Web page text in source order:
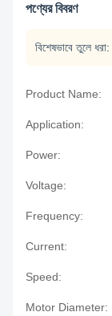
পণ্যের বিবরণ
বিশেষভাবে তুলে ধরা:
Product Name:
Application:
Power:
Voltage:
Frequency:
Current:
Speed:
Motor Diameter: